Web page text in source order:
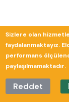
Sizlere olan
faydalanmaktayız.
performans
paylaşılmamaktadır.
Reddet